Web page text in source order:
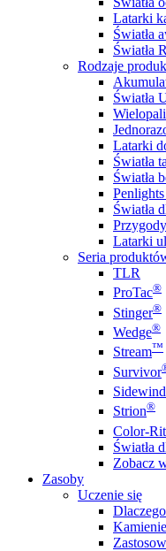
Latarki
Światła
Światła
Rodzaje
Światła
Latarki
Światła
Światła
Światła
Latarki
Seria
TLR
ProTac®
Stinger®
Wedge®
Stream™
Survivor
Strion®
Color-
Światła
Zobacz
Zasoby
Uczenie się